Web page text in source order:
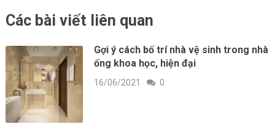
Các bài viết liên quan
Gợi ý cách bố trí nhà vệ sinh trong nhà
ống khoa học, hiện đại
16/06/2021 0